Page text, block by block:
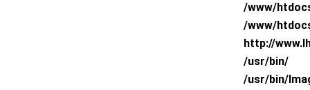
/www/
/www/
http://
/usr/bin/
/usr/bin/